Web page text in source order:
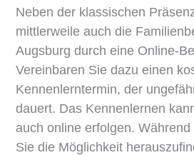
Neben der klassischen
mittlerweile auch die
Augsburg durch eine Online-
Vereinbaren Sie dazu einen
Kennenlerntermin, der
dauert. Das Kennenlernen
auch online erfolgen.
Sie die Möglichkeit